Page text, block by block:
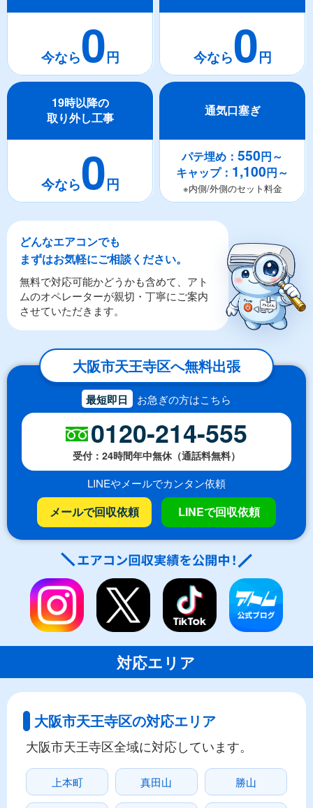
0 0
19時以降の
取り外し工事
0
通気口塞ぎ
パテ埋め：550円～
キャップ： 1,100円～
※内側/外側のセット料金
どんなエアコンでも
まずはお気軽にご相談ください。
無料で対応可能かどうかも含めて、アト
ムのオペレーターが親切・丁寧にご案内
させていただきます。
大阪市天王寺区へ無料出張
最短即日 お急ぎの方はこちら
0120-214-555
受付：24時間年中無休（通話料無料）
LINEやメールでカンタン依頼
メールで回収依頼 LINEで回収依頼
対応エリア
大阪市天王寺区の対応エリア
大阪市天王寺区全域に対応しています。
上本町 真田山 勝山